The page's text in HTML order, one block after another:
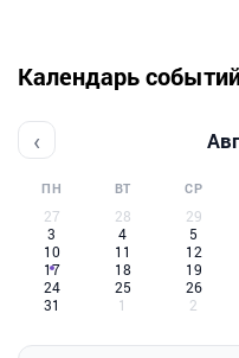
Календарь
‹
ПН ВТ СР
27 28 29
3
4 5
10
11 12
17
18 19
24
25 26
31
1 2